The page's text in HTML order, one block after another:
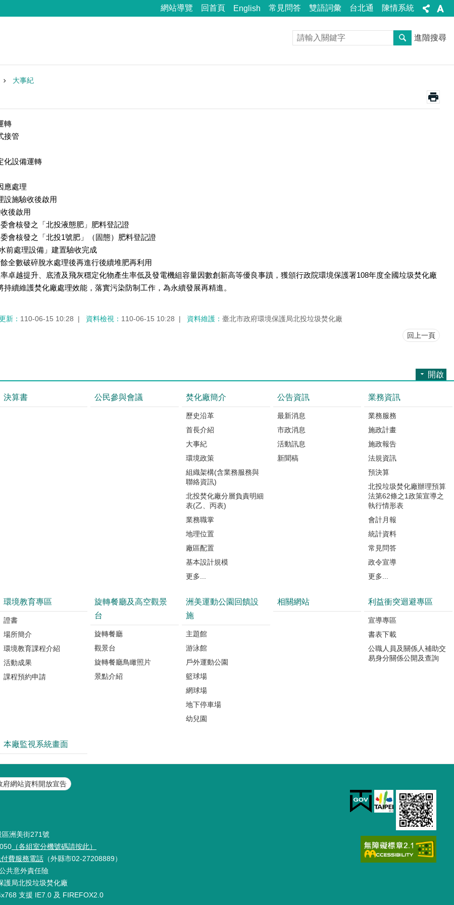
網站導覽 回首頁 English 常見問答 雙語詞彙 台北通 陳情系統
進階搜尋
大事紀
轉
接管
化設備運轉
應處理
設施驗收後啟用
後啟用
會核發之「北投液態肥」肥料登記證
會核發之「北投1號肥」（固態）肥料登記證
前處理設備」建置驗收完成
全數破碎脫水處理後再進行後續堆肥再利用
卓越提升、底渣及飛灰穩定化物產生率低及發電機組容量因數創新高等優良事蹟，獲頒行政院環境保護署108年度全國垃圾焚化廠
續維護焚化廠處理效能，落實污染防制工作，為永續發展再精進。
新： 110-06-15 10:28 資料檢視： 110-06-15 10:28 資料維護： 臺北市政府環境保護局北投垃圾焚化廠
回上一頁
開啟
決算書 公民參與會議 焚化廠簡介
歷史沿革
首長介紹
大事紀
環境政策
組織架構(含業務服務與
聯絡資訊)
北投焚化廠分層負責明細
表(乙、丙表)
業務職掌
地理位置
廠區配置
基本設計規模
更多...
公告資訊
最新消息
市政消息
活動訊息
新聞稿
業務資訊
業務服務
施政計畫
施政報告
法規資訊
預決算
北投垃圾焚化廠辦理預算
法第62條之1政策宣導之
執行情形表
會計月報
統計資料
常見問答
政令宣導
更多...
環境教育專區
證書
場所簡介
環境教育課程介紹
活動成果
課程預約申請
旋轉餐廳及高空觀景
台
旋轉餐廳
觀景台
旋轉餐廳鳥瞰照片
景點介紹
洲美運動公園回饋設
施
主題館
游泳館
戶外運動公園
籃球場
網球場
地下停車場
幼兒園
相關網站 利益衝突迴避專區
宣導專區
書表下載
公職人員及關係人補助交
易身分關係公開及查詢
本廠監視系統畫面
府網站資料開放宣告
洲美街271號
（各組室分機號碼請按此）
費服務電話 （外縣市02-27208889）
共意外責任險
護局北投垃圾焚化廠
支援 IE7.0 及 FIREFOX2.0